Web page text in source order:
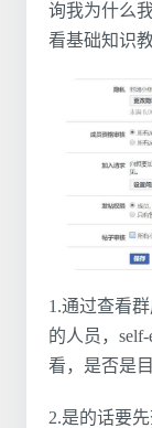
询我为什么
看基础知识教
1.通过查看
的人员，
看，是否是
2.是的话要